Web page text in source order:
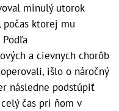
minulý utorok
počas ktorej mu
a cievnych chorôb
išlo o náročný
následne podstúpiť
čas pri ňom v